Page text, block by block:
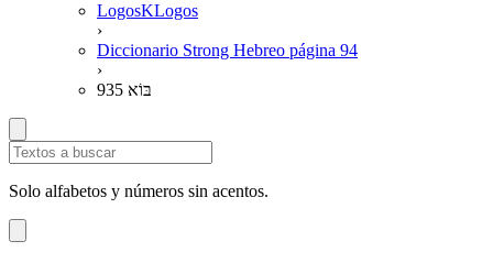
LogosKLogos
›
Diccionario Strong Hebreo página 94
›
935 בּוֹא
Solo alfabetos y números sin acentos.